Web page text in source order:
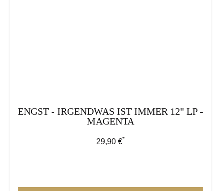
ENGST - IRGENDWAS IST IMMER 12" LP -
MAGENTA
Regulärer Preis:
29,90 €*